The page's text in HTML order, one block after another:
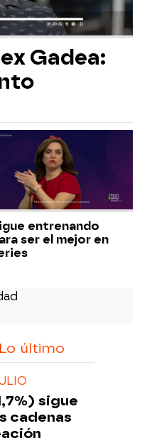
Gadea:
entrenando
ser el mejor en
Lo último
sigue
cadenas